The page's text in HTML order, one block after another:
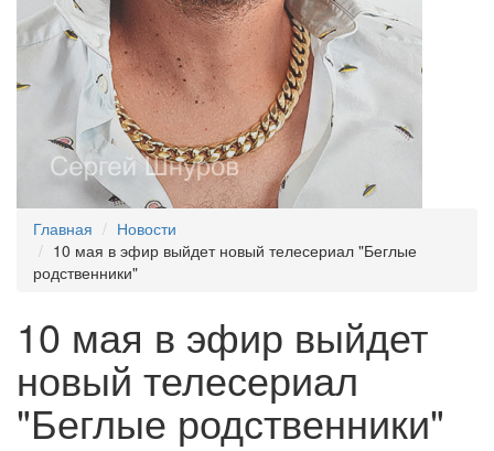
Главная
Новости
10 мая в эфир выйдет новый телесериал "Беглые
родственники"
10 мая в эфир выйдет
новый телесериал
"Беглые родственники"